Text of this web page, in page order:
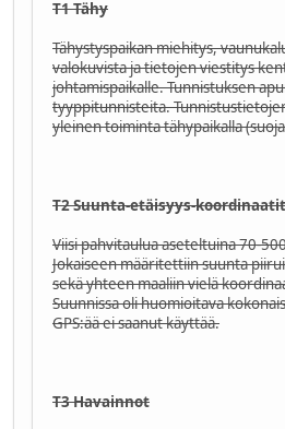
T1 Tähy
Tähystyspaikan miehitys,
valokuvista ja tietojen viestitys
johtamispaikalle. Tunnistuksen
tyyppitunnisteita.
yleinen toiminta tähypaikalla
T2 Suunta-etäisyys-koordinaatit
Viisi pahvitaulua aseteltuina 70-
Jokaiseen määritettiin suunta
sekä yhteen maaliin vielä
Suunnissa oli huomioitava
GPS:ää ei saanut käyttää.
T3 Havainnot